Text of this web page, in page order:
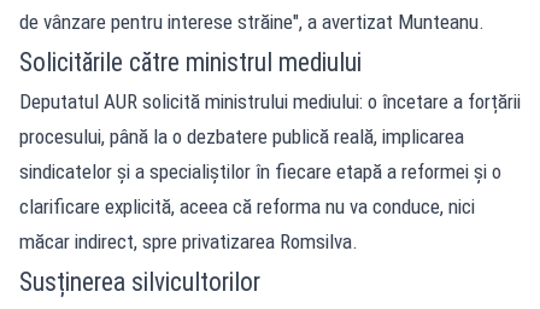
de vânzare pentru interese străine", a avertizat Munteanu.
Solicitările către ministrul mediului
Deputatul AUR solicită ministrului mediului: o încetare a forțării
procesului, până la o dezbatere publică reală, implicarea
sindicatelor și a specialiștilor în fiecare etapă a reformei și o
clarificare explicită, aceea că reforma nu va conduce, nici
măcar indirect, spre privatizarea Romsilva.
Susținerea silvicultorilor